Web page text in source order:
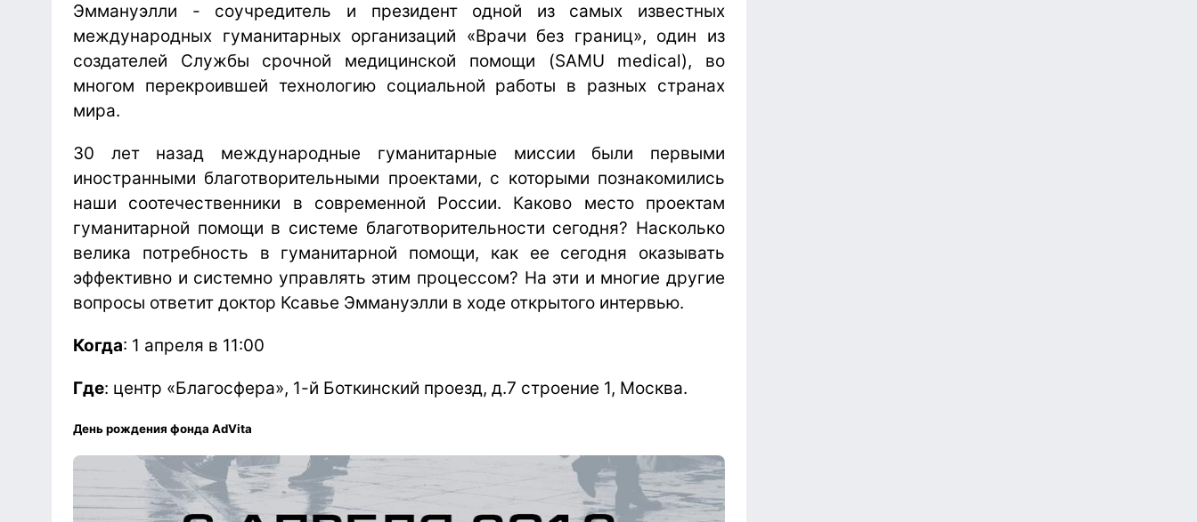
Эммануэлли - соучредитель и президент одной из самых известных
международных гуманитарных организаций «Врачи без границ», один из
создателей Службы срочной медицинской помощи (SAMU medical), во
многом перекроившей технологию социальной работы в разных странах
мира.
30 лет назад международные гуманитарные миссии были первыми
иностранными благотворительными проектами, с которыми познакомились
наши соотечественники в современной России. Каково место проектам
гуманитарной помощи в системе благотворительности сегодня? Насколько
велика потребность в гуманитарной помощи, как ее сегодня оказывать
эффективно и системно управлять этим процессом? На эти и многие другие
вопросы ответит доктор Ксавье Эммануэлли в ходе открытого интервью.
Когда: 1 апреля в 11:00
Где: центр «Благосфера», 1-й Боткинский проезд, д.7 строение 1, Москва.
День рождения фонда AdVita